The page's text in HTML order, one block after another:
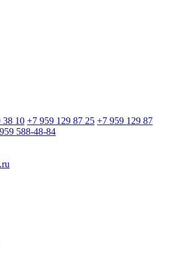
38 10 +7 959 129 87 25 +7 959 129 87
588-48-84